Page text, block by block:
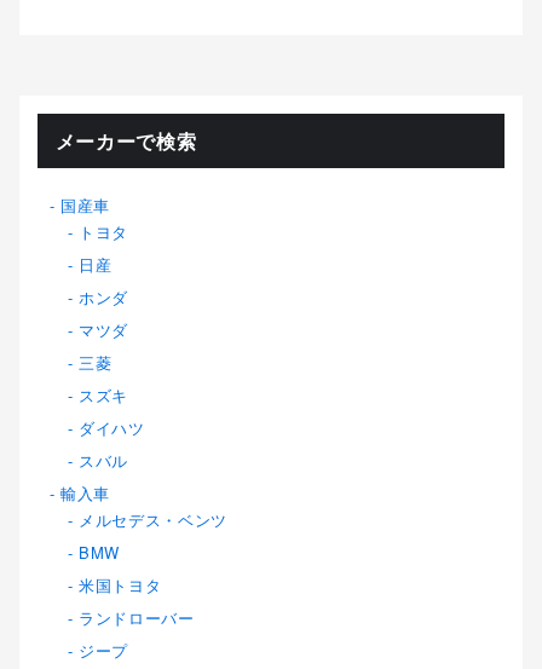
メーカーで検索
国産車
トヨタ
日産
ホンダ
マツダ
三菱
スズキ
ダイハツ
スバル
輸入車
メルセデス・ベンツ
BMW
米国トヨタ
ランドローバー
ジープ